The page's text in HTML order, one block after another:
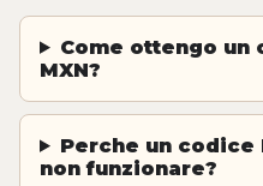
Come ottengo un
MXN?
Perche un codice
non funzionare?